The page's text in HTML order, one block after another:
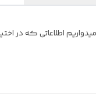
اطلاعاتی که در